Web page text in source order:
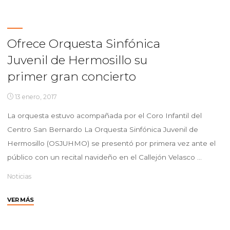
Premio
Nacional
Poesía
“Alonso
Ofrece Orquesta Sinfónica
Juvenil de Hermosillo su
primer gran concierto
13 enero, 2017
La orquesta estuvo acompañada por el Coro Infantil del
Centro San Bernardo La Orquesta Sinfónica Juvenil de
Hermosillo (OSJUHMO) se presentó por primera vez ante el
público con un recital navideño en el Callejón Velasco …
Noticias
VER MÁS"Ofrece